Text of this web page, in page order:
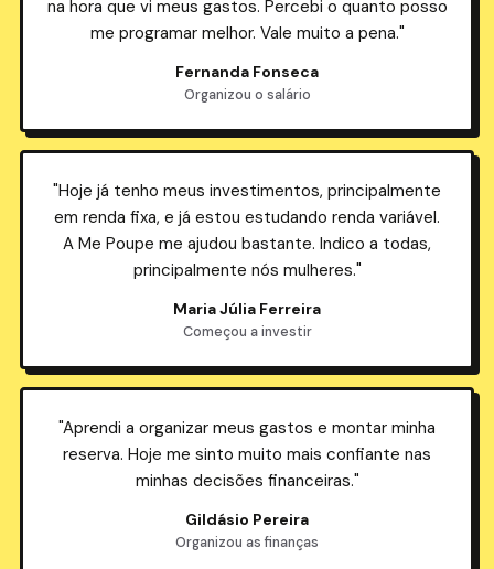
na hora que vi meus gastos. Percebi o quanto posso
me programar melhor. Vale muito a pena."
Fernanda Fonseca
Organizou o salário
"Hoje já tenho meus investimentos, principalmente
em renda fixa, e já estou estudando renda variável.
A Me Poupe me ajudou bastante. Indico a todas,
principalmente nós mulheres."
Maria Júlia Ferreira
Começou a investir
"Aprendi a organizar meus gastos e montar minha
reserva. Hoje me sinto muito mais confiante nas
minhas decisões financeiras."
Gildásio Pereira
Organizou as finanças